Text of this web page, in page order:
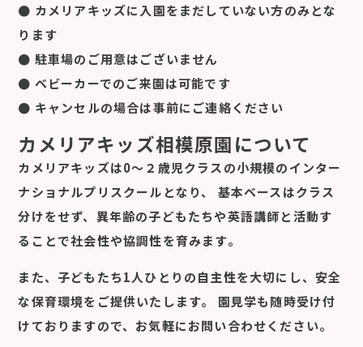
● カメリアキッズに入園をまだしていない方のみとな
ります
● 駐車場のご用意はございません
● ベビーカーでのご来園は可能です
● キャンセルの場合は事前にご連絡ください
カメリアキッズ相模原園について
カメリアキッズは0～２歳児クラスの小規模のインター
ナショナルプリスクールとなり、 基本ベースはクラス
分けをせず、異年齢の子どもたちや英語講師と活動す
ることで社会性や協調性を育みます。
また、子どもたち1人ひとりの自主性を大切にし、安全
な保育環境をご提供いたします。 園見学も随時受け付
けておりますので、お気軽にお問い合わせください。